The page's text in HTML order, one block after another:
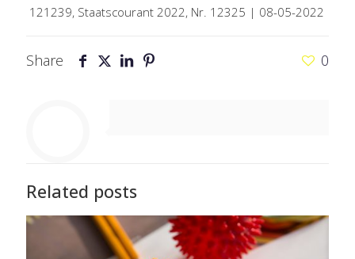
121239, Staatscourant 2022, Nr. 12325 | 08-05-2022
Share 0
Related posts